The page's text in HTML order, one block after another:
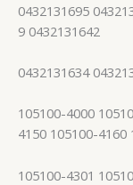
0432131695
9 0432131642
0432131634
105100-4000
4150 105100-4160
105100-4301